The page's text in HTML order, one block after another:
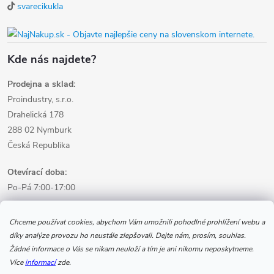
Chceme používat cookies, abychom Vám umožnili pohodlné prohlížení webu a
díky analýze provozu ho neustále zlepšovali. Dejte nám, prosím, souhlas.
Žádné informace o Vás se nikam neuloží a tím je ani nikomu neposkytneme.
Víceinformacízde.
svarecikukla
Kde nás najdete?
Prodejna a sklad:
Proindustry, s.r.o.
Drahelická 178
288 02 Nymburk
Česká Republika
Otevírací doba:
Po-Pá 7:00-17:00
Informace pro nákup
Informace pro Vás